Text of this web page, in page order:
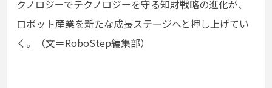
クノロジーでテクノロジーを守る知財戦略の進化が、
ロボット産業を新たな成長ステージへと押し上げてい
く。（文＝RoboStep編集部）